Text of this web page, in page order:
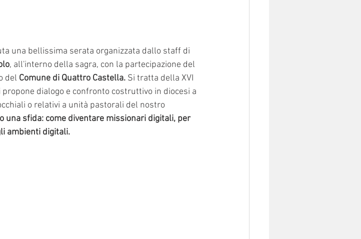
una bellissima serata organizzata dallo staff di
, all'interno della sagra, con la partecipazione del
del Comune di Quattro Castella. Si tratta della XVI
propone dialogo e confronto costruttivo in diocesi a
o relativi a unità pastorali del nostro
una sfida: come diventare missionari digitali, per
ambienti digitali.